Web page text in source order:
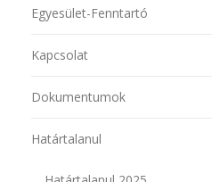
Egyesület-Fenntartó
Kapcsolat
Dokumentumok
Határtalanul